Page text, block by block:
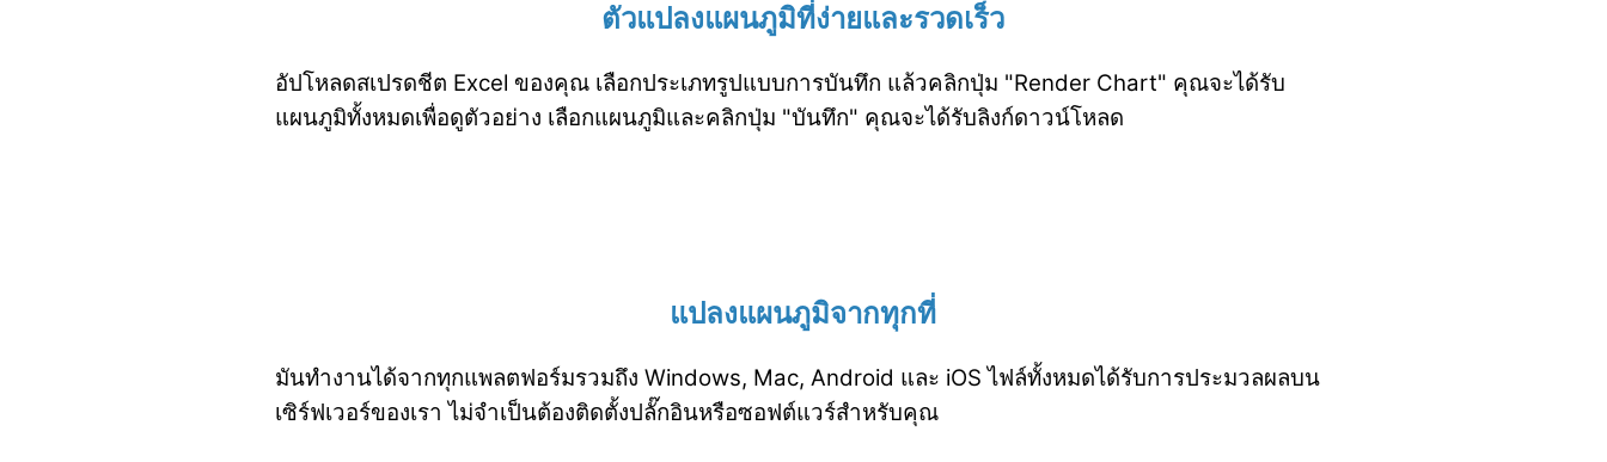
ตัวแปลงแผนภูมิที่ง่ายและรวดเร็ว
อัปโหลดสเปรดชีต Excel ของคุณ เลือกประเภทรูปแบบการบันทึก แล้วคลิกปุ่ม "Render Chart" คุณจะได้รับ
แผนภูมิทั้งหมดเพื่อดูตัวอย่าง เลือกแผนภูมิและคลิกปุ่ม "บันทึก" คุณจะได้รับลิงก์ดาวน์โหลด
แปลงแผนภูมิจากทุกที่
มันทำงานได้จากทุกแพลตฟอร์มรวมถึง Windows, Mac, Android และ iOS ไฟล์ทั้งหมดได้รับการประมวลผลบน
เซิร์ฟเวอร์ของเรา ไม่จำเป็นต้องติดตั้งปลั๊กอินหรือซอฟต์แวร์สำหรับคุณ